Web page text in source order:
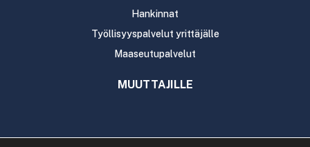
Hankinnat
Työllisyyspalvelut yrittäjälle
Maaseutupalvelut
MUUTTAJILLE